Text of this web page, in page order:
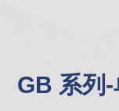
GB 系列